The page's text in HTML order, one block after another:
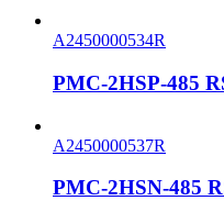
A2450000534R
PMC-2HSP-485
A2450000537R
PMC-2HSN-485